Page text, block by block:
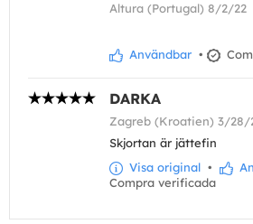
Altura (Portugal) 8/2/22
Användbar •
DARKA
Zagreb (Kroatien) 3/28/
Skjortan är jättefin
Visa original •
Compra verificada